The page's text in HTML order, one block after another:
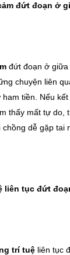
đứt đoạn ở
đứt đoạn ở
chuyện liên
tiền. Nếu
thấy mất tự do,
dễ gặp tai
liên tục đứt
trí tuệ liên tục